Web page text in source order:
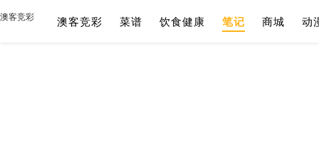
澳客竞彩 澳客竞彩 菜谱 饮食健康 笔记 商城 动